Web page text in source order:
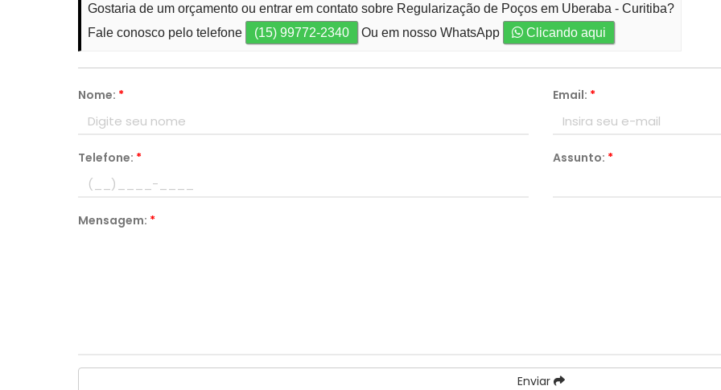
Gostaria de um orçamento ou entrar em contato sobre Regularização de Poços em Uberaba - Curitiba?
Fale conosco pelo telefone
(15) 99772-2340 Ou em nosso WhatsApp Clicando aqui
Nome: * Email: *
Telefone: * Assunto: *
Mensagem: *
Enviar